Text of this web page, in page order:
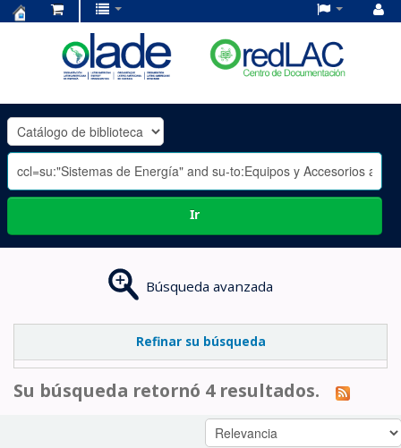
OLADE
-
Ir
Búsqueda avanzada
Refinar su búsqueda
Su búsqueda retornó 4 resultados.